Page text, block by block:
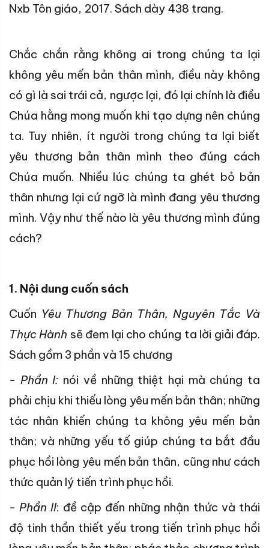
Nxb Tôn giáo, 2017. Sách dày 438 trang.
Chắc chắn rằng không ai trong chúng ta lại
không yêu mến bản thân mình, điều này không
có gì là sai trái cả, ngược lại, đó lại chính là điều
Chúa hằng mong muốn khi tạo dựng nên chúng
ta. Tuy nhiên, ít người trong chúng ta lại biết
yêu thương bản thân mình theo đúng cách
Chúa muốn. Nhiều lúc chúng ta ghét bỏ bản
thân nhưng lại cứ ngỡ là mình đang yêu thương
mình. Vậy như thế nào là yêu thương mình đúng
cách?
1. Nội dung cuốn sách
Cuốn Yêu Thương Bản Thân, Nguyên Tắc Và
Thực Hành sẽ đem lại cho chúng ta lời giải đáp.
Sách gồm 3 phần và 15 chương
- Phần I: nói về những thiệt hại mà chúng ta
phải chịu khi thiếu lòng yêu mến bản thân; những
tác nhân khiến chúng ta không yêu mến bản
thân; và những yếu tố giúp chúng ta bắt đầu
phục hồi lòng yêu mến bản thân, cũng như cách
thức quản lý tiến trình phục hồi.
- Phần II: đề cập đến những nhận thức và thái
độ tinh thần thiết yếu trong tiến trình phục hồi